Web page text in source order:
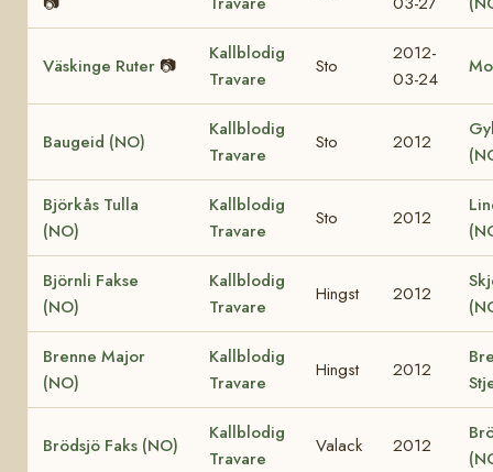
Väskinge Ruter 📷
Kallblodig
Travare
Sto
2012-
03-24
Baugeid (NO)
Kallblodig
Travare
Sto 2012
Björkås Tulla
(NO)
Kallblodig
Travare
Sto 2012
Björnli Fakse
(NO)
Kallblodig
Travare
Hingst 2012
Brenne Major
(NO)
Kallblodig
Travare
Hingst 2012
Brödsjö Faks (NO)
Kallblodig
Travare
Valack 2012